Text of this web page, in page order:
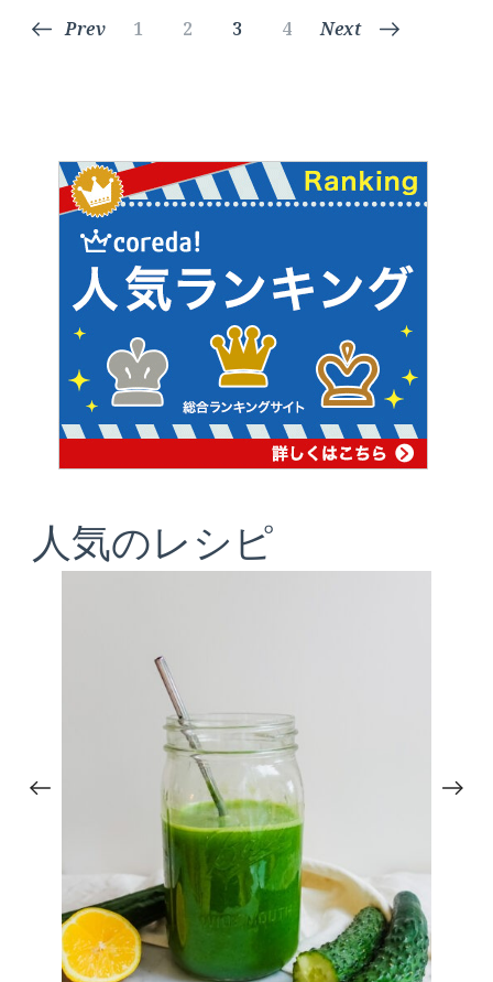
投
ペ
ー
Prev Page
1 Page
2 Page
3 Page
4 Next
人気のレシピ